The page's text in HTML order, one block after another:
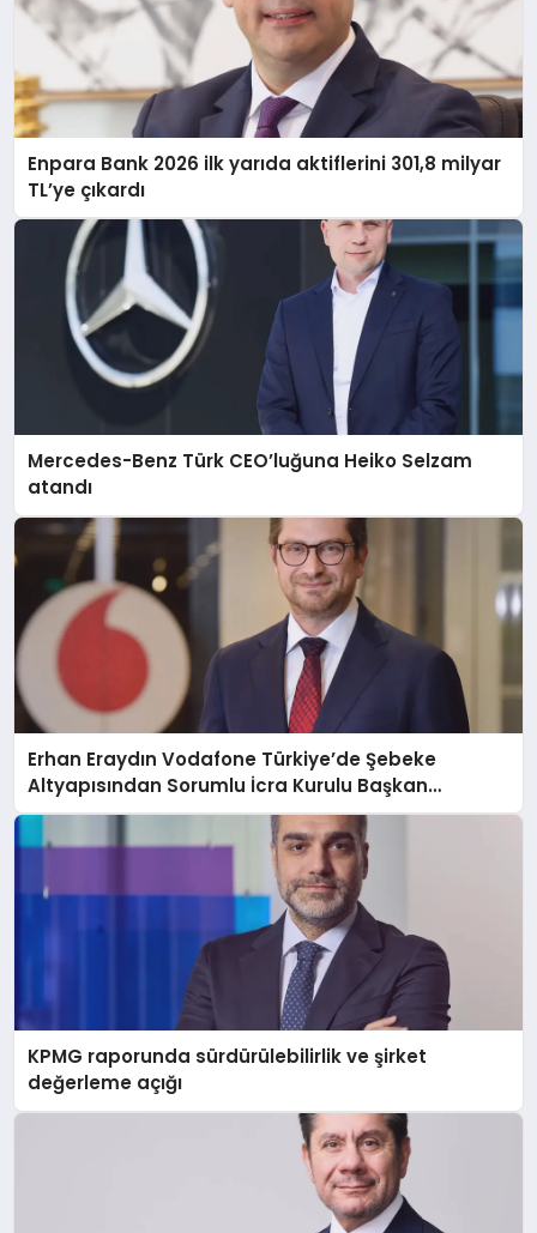
Enpara Bank 2026 ilk yarıda aktiflerini 301,8 milyar
TL’ye çıkardı
Mercedes-Benz Türk CEO’luğuna Heiko Selzam
atandı
Erhan Eraydın Vodafone Türkiye’de Şebeke
Altyapısından Sorumlu İcra Kurulu Başkan
Yardımcısı oldu
KPMG raporunda sürdürülebilirlik ve şirket
değerleme açığı